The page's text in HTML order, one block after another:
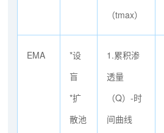
（tmax）
EMA
*设
盲
*扩
散池
1.累积渗
透量
（Q）-时
间曲线